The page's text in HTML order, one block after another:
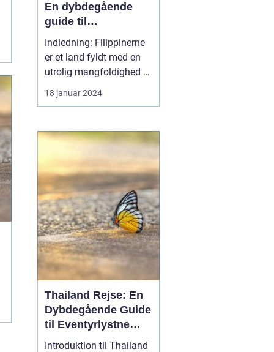
En dybdegående
guide til
eventyrlystne
rejsende
Indledning: Filippinerne
er et land fyldt med en
utrolig mangfoldighed af
naturskønhed og kulturel
rigdom. Fra de smukke
imponerende bjerge og
skovområder, er
Filippinerne et rejsemål,
der kan tilbyde noget for
enhver event...
18 januar 2024
Thailand Rejse: En
Dybdegående Guide
til Eventyrlystne
Rejsende
Introduktion til Thailand